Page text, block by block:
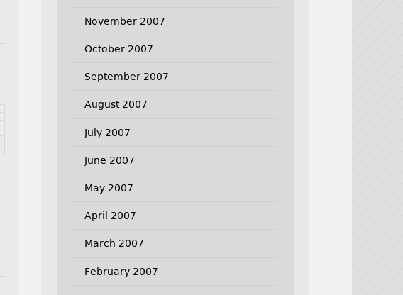
November 2007
October 2007
September 2007
August 2007
July 2007
June 2007
May 2007
April 2007
March 2007
February 2007